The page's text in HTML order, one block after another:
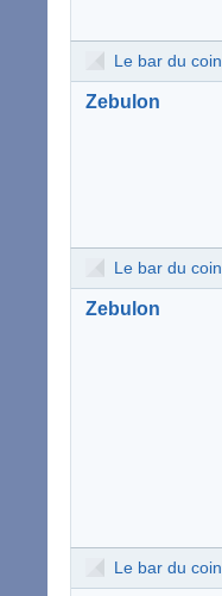
Le bar du coin
Zebulon
Le bar du coin
Zebulon
Le bar du coin